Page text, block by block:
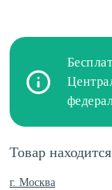
Товар
г. Москва